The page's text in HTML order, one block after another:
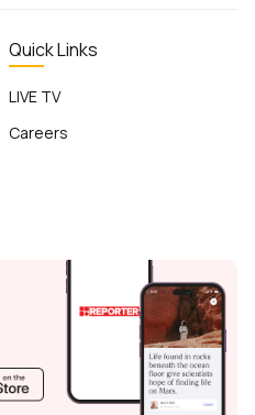
Quick Links
LIVE TV
Careers